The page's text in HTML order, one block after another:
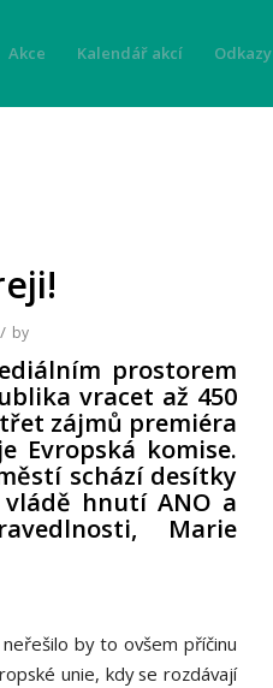
Akce Kalendář akcí Odkazy
/ by
prostorem
vracet až 450
zájmů premiéra
Evropská komise.
schází desítky
hnutí ANO a
Marie
by to ovšem příčinu
unie, kdy se rozdávají